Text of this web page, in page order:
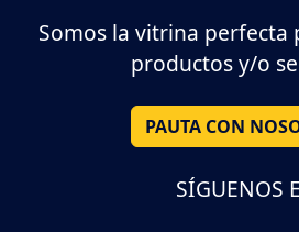
Somos la vitrina perfecta
productos y/o
PAUTA CON
SÍGUENOS